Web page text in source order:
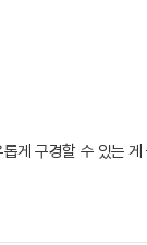
게 구경할 수 있는 게